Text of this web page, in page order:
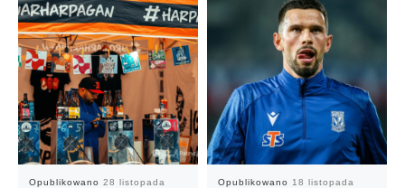
Opublikowano 28 listopada
Opublikowano
18 listopada